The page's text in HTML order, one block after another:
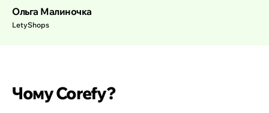
Ольга Малиночка
LetyShops
Чому Corefy?